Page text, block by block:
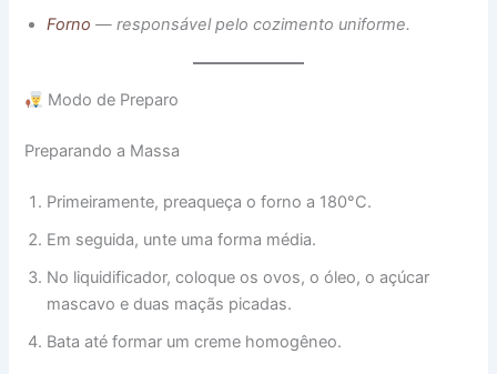
Forno— responsável pelo cozimento uniforme.
Modo de Preparo
Preparando a Massa
Primeiramente, preaqueça o forno a 180°C.
Em seguida, unte uma forma média.
No liquidificador, coloque os ovos, o óleo, o açúcar
mascavo e duas maçãs picadas.
Bata até formar um creme homogêneo.